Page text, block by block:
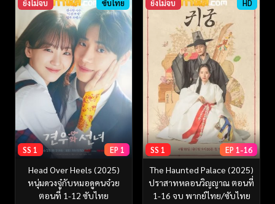
ยังไม่จบ ซับไทย
SS 1 EP 1
Head Over Heels (2025)
หนุ่มดวงจู๋กับหมอดูคนจ๋วย
ตอนที่ 1-12 ซับไทย
ยังไม่จบ HD
SS 1 EP 1-16
The Haunted Palace (2025)
ปราสาทหลอนวิญญาณ ตอนที่
1-16 จบ พากย์ไทย/ซับไทย